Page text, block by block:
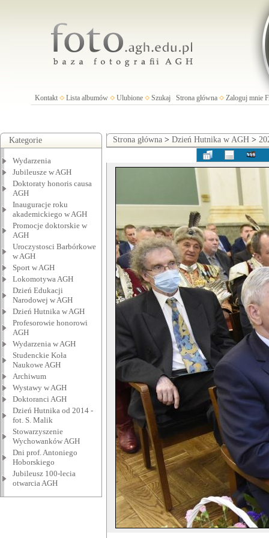
Kontakt Lista albumów Ulubione Szukaj Strona główna Zaloguj mnie
Kategorie
Wydarzenia
Jubileusze w AGH
Doktoraty honoris causa
AGH
Inauguracje roku
akademickiego w AGH
Promocje doktorskie w
AGH
Uroczystosci Barbórkowe
w AGH
Sport w AGH
Lokomotywa AGH
Dzień Edukacji
Narodowej w AGH
Dzień Hutnika w AGH
Profesorowie honorowi
AGH
Wydarzenia w AGH
Studenckie Koła
Naukowe AGH
Archiwum
Wystawy w AGH
Doktoranci AGH
Dzień Hutnika od 2014 -
fot. S. Malik
Stowarzyszenie
Wychowanków AGH
Dni prof. Antoniego
Hoborskiego
Jubileusz 100-lecia
otwarcia AGH
Strona główna > Dzień Hutnika w AGH >